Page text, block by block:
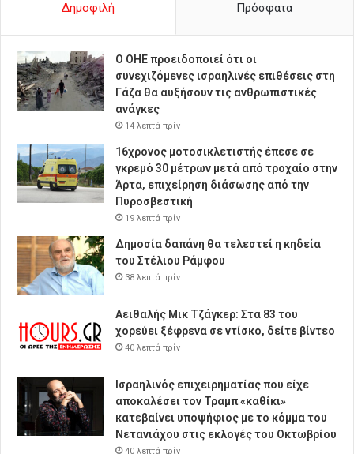
Δημοφιλή Πρόσφατα
Ο ΟΗΕ προειδοποιεί ότι οι
συνεχιζόμενες ισραηλινές επιθέσεις στη
Γάζα θα αυξήσουν τις ανθρωπιστικές
ανάγκες
14 λεπτά πρίν
16χρονος μοτοσικλετιστής έπεσε σε
γκρεμό 30 μέτρων μετά από τροχαίο στην
Άρτα, επιχείρηση διάσωσης από την
Πυροσβεστική
19 λεπτά πρίν
Δημοσία δαπάνη θα τελεστεί η κηδεία
του Στέλιου Ράμφου
38 λεπτά πρίν
Αειθαλής Μικ Τζάγκερ: Στα 83 του
χορεύει ξέφρενα σε ντίσκο, δείτε βίντεο
40 λεπτά πρίν
Ισραηλινός επιχειρηματίας που είχε
αποκαλέσει τον Τραμπ «καθίκι»
κατεβαίνει υποψήφιος με το κόμμα του
Νετανιάχου στις εκλογές του Οκτωβρίου
40 λεπτά πρίν